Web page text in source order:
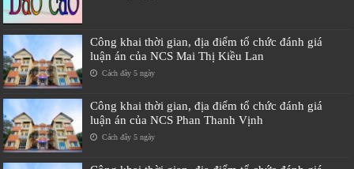
Công khai thời gian, địa điểm tổ chức đánh giá
luận án của NCS Mai Thị Kiều Lan
Cách đây 5 ngày
Công khai thời gian, địa điểm tổ chức đánh giá
luận án của NCS Phan Thanh Vịnh
Cách đây 5 ngày